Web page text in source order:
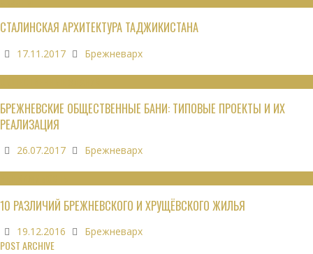
СТАЛИНСКАЯ АРХИТЕКТУРА ТАДЖИКИСТАНА
17.11.2017 Брежневарх
БРЕЖНЕВСКИЕ ОБЩЕСТВЕННЫЕ БАНИ: ТИПОВЫЕ ПРОЕКТЫ И ИХ
РЕАЛИЗАЦИЯ
26.07.2017 Брежневарх
10 РАЗЛИЧИЙ БРЕЖНЕВСКОГО И ХРУЩЁВСКОГО ЖИЛЬЯ
19.12.2016 Брежневарх
POST ARCHIVE